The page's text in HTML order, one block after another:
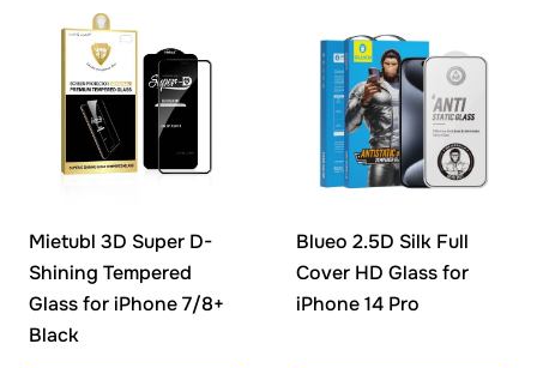
Mietubl 3D Super D-
Shining Tempered
Glass for iPhone 7/8+
Black
Blueo 2.5D Silk Full
Cover HD Glass for
iPhone 14 Pro